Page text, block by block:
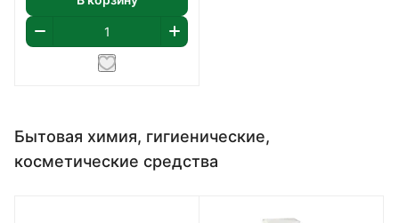
Бытовая химия, гигиенические,
косметические средства